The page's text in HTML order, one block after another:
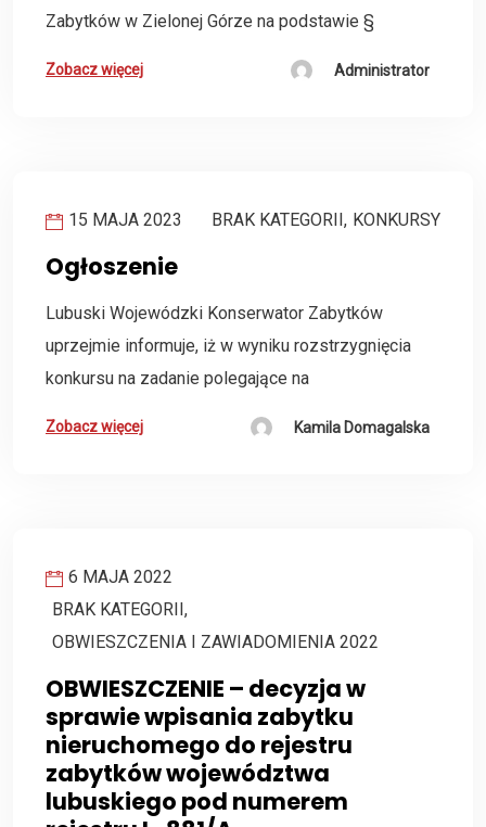
Zabytków w Zielonej Górze na podstawie §
Zobacz więcej Administrator
15 MAJA 2023 BRAK KATEGORII , KONKURSY
Ogłoszenie
Lubuski Wojewódzki Konserwator Zabytków
uprzejmie informuje, iż w wyniku rozstrzygnięcia
konkursu na zadanie polegające na
Zobacz więcej Kamila Domagalska
6 MAJA 2022
BRAK KATEGORII ,
OBWIESZCZENIA I ZAWIADOMIENIA 2022
OBWIESZCZENIE – decyzja w
sprawie wpisania zabytku
nieruchomego do rejestru
zabytków województwa
lubuskiego pod numerem